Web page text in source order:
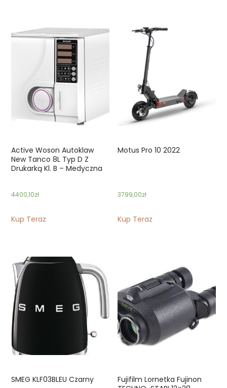
Active Woson Autoklaw
New Tanco 8L Typ D Z
Drukarką Kl. B – Medyczna
4400,10zł
Kup Teraz
Motus Pro 10 2022
3799,00zł
Kup Teraz
SMEG KLF03BLEU Czarny
Fujifilm Lornetka Fujinon